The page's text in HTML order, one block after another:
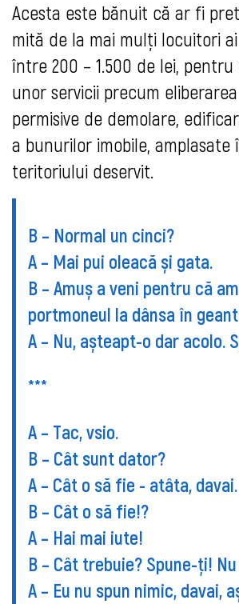
Acesta este bănuit că ar fi
mită de la mai mulți locuitori
între 200 – 1.500 de lei,
unor servicii precum
permisive de demolare,
a bunurilor imobile, amplasate
teritoriului deservit.
B – Normal un cinci?
A – Mai pui oleacă și gata.
B – Amuș a veni pentru că
portmoneul la dânsa în
A – Nu, așteapt-o dar acolo.
***
A – Tac, vsio.
B – Cât sunt dator?
A – Cât o să fie - atâta, davai.
B – Cât o să fie!?
A – Hai mai iute!
B – Cât trebuie? Spune-ți!
A – Eu nu spun nimic, davai,